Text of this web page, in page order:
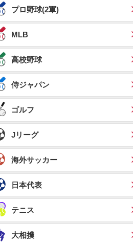
プロ野球(2軍)
MLB
高校野球
侍ジャパン
ゴルフ
Jリーグ
海外サッカー
日本代表
テニス
大相撲